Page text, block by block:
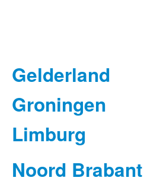
Gelderland
Groningen
Limburg
Noord Brabant